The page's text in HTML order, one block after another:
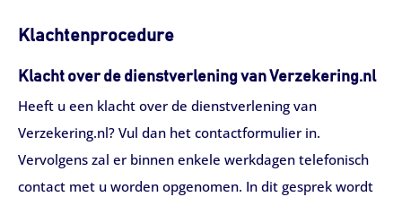
Klachtenprocedure
Klacht over de dienstverlening van Verzekering.nl
Heeft u een klacht over de dienstverlening van
Verzekering.nl? Vul dan het contactformulier in.
Vervolgens zal er binnen enkele werkdagen telefonisch
contact met u worden opgenomen. In dit gesprek wordt